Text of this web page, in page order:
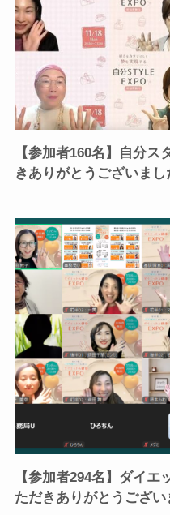
【参加者160名】自分
きありがとうございまし
【参加者294名】ダイ
ただきありがとうござい